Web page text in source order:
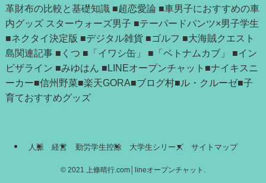
革財布の比較と基礎知識 ■超恋愛論 ■車男子におすすめの車
内グッズ スターウォーズ男子 ■テーパードパンツ×男子学生
■ネクタイ決定版 ■デジタル雑貨 ■ゴルフ ■大海賊クエスト
島関連記事■ くつ ■「イワシ缶」 ■ 「ベトナムカブ」 ■イン
ビザライン ■みゆはん ■LINEオープンチャット ■ナイキスニ
ーカー■信州野菜■楽天GORA■ブログ村■ル・クルーゼ■子
育ておすすめグッズ
人脈 経営 勤労学生控除 大学生シリーズ サイトマップ
© 2021 上條晴行.com│lineオープンチャット.